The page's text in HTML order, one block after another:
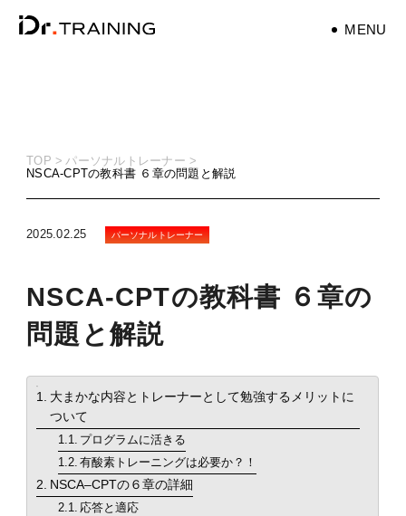
TOP
パーソナルトレーナー
NSCA-CPTの教科書 ６章の問題と解説
2025.02.25 パーソナルトレーナー
NSCA-CPTの教科書 ６章の
問題と解説
大まかな内容とトレーナーとして勉強するメリットに
ついて
プログラムに活きる
有酸素トレーニングは必要か？！
NSCA–CPTの６章の詳細
応答と適応
健康
diet
food
MENU